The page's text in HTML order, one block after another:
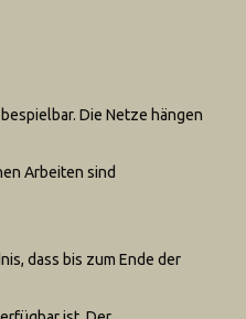
Die Netze hängen
Arbeiten sind
dass bis zum Ende der